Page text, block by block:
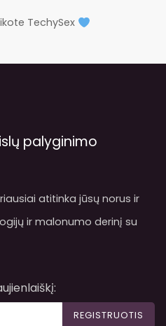
TechySex
palyginimo
atitinka jūsų norus ir
ir malonumo derinį su
REGISTRUOTIS